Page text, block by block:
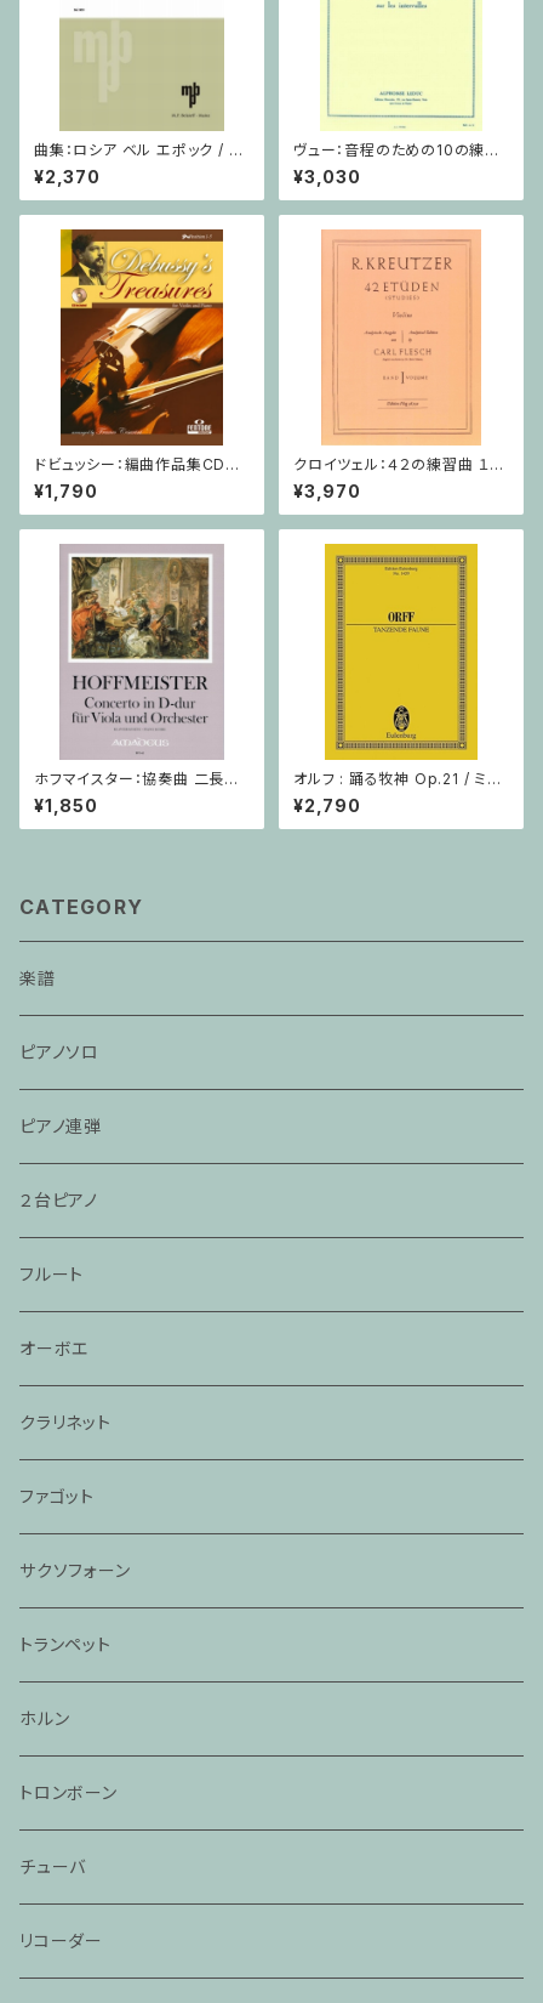
曲集：ロシア ベル エポック / ヴ
ィオラ（またはチェロ）・ピアノ
¥2,370
ヴュー：音程のための10の練習
/ ヴィオラ
¥3,030
ドビュッシー：編曲作品集CD付
/ ヴァイオリン・ピアノ
¥1,790
クロイツェル：４２の練習曲 １巻
/ ヴァイオリン教本
¥3,970
ホフマイスター：協奏曲 二長調
/ ヴィオラ・ピアノ
¥1,850
オルフ : 踊る牧神 Op.21 / ミニ
チュアスコア
¥2,790
CATEGORY
楽譜
ピアノソロ
ピアノ連弾
２台ピアノ
フルート
オーボエ
クラリネット
ファゴット
サクソフォーン
トランペット
ホルン
トロンボーン
チューバ
リコーダー